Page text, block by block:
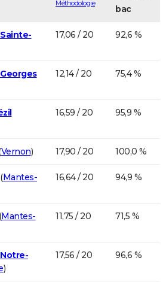
Méthodologie
bac
17,06 / 20 92,6 %
12,14 / 20 75,4 %
16,59 / 20 95,9 %
Vernon) 17,90 / 20 100,0 %
Mantes-
16,64 / 20 94,9 %
Mantes-
11,75 / 20 71,5 %
)
17,56 / 20 96,6 %